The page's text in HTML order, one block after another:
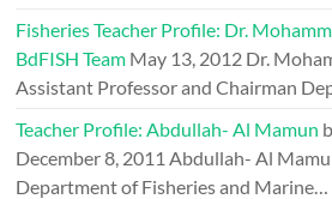
Fisheries Teacher Profile: Dr.
BdFISH Team May 13, 2012 Dr.
Assistant Professor and Chairman
Teacher Profile: Abdullah- Al Mamun
December 8, 2011 Abdullah- Al
Department of Fisheries and Marine…